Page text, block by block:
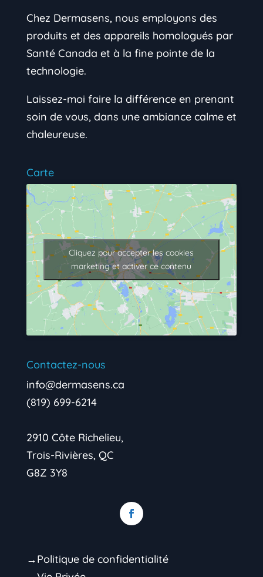
Chez Dermasens, nous employons des
produits et des appareils homologués par
Santé Canada et à la fine pointe de la
technologie.
Laissez-moi faire la différence en prenant
soin de vous, dans une ambiance calme et
chaleureuse.
Carte
Cliquez pour accepter les cookies
marketing et activer ce contenu
Contactez-nous
info@dermasens.ca
(819) 699-6214
2910 Côte Richelieu,
Trois-Rivières, QC
G8Z 3Y8
→Politique de confidentialité